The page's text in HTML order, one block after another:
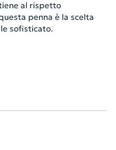
al rispetto
penna è la scelta
sofisticato.